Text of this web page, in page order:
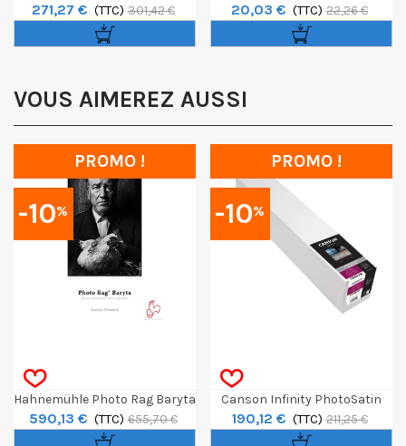
Photographique II Rouleau 36"
/ 12m
271,27 € (TTC) 301,42 €
Découverte Somerset A4 8f
20,03 € (TTC) 22,26 €
VOUS AIMEREZ AUSSI
-10%
PROMO !
Hahnemühle Photo Rag Baryta
315g Rlx 44" 12m
590,13 € (TTC) 655,70 €
-10%
PROMO !
Canson Infinity PhotoSatin
Premium RC Rouleau 24" 270g
/ 30 M
190,12 € (TTC) 211,25 €